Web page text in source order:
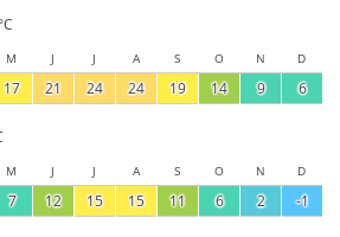
M J J A S O N D
17 21 24 24 19 14 9 6
M J J A S O N D
7 12 15 15 11 6 2 -1